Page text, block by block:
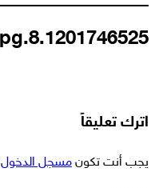
1201746525.jpg.8
اترك تعليقاً
يجب أنت تكون مسجل الدخول